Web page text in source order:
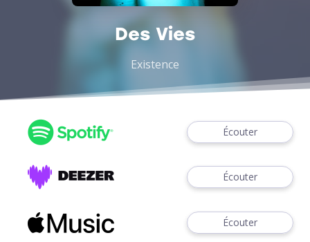
Des Vies
Existence
Écouter
Écouter
Écouter